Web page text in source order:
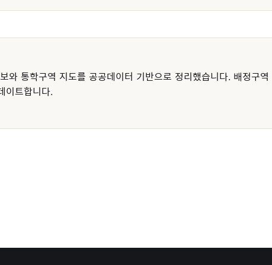
와 통학구역 지도를 공공데이터 기반으로 정리했습니다. 배정구역
이트합니다.